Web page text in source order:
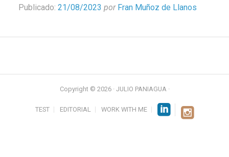
Publicado: 21/08/2023 por Fran Muñoz de Llanos
Copyright © 2026 · JULIO PANIAGUA ·
TEST EDITORIAL WORK WITH ME